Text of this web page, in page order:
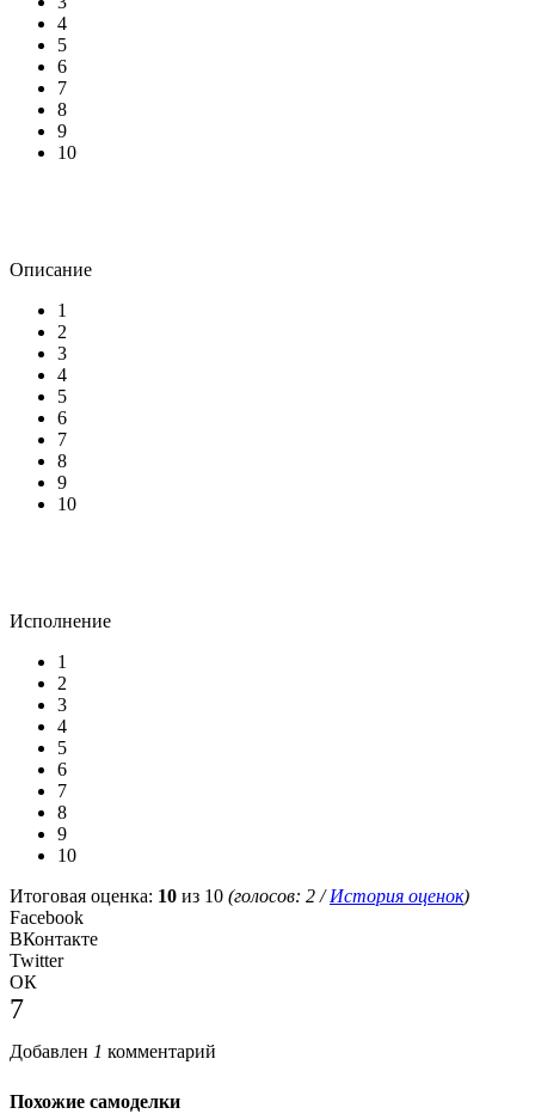
4
5
6
7
8
9
10
Описание
1
2
3
4
5
6
7
8
9
10
Исполнение
1
2
3
4
5
6
7
8
9
10
Итоговая оценка: 10 из 10 (голосов: 2 /История оценок)
Facebook
ВКонтакте
Twitter
ОК
7
Добавлен 1 комментарий
Похожие самоделки